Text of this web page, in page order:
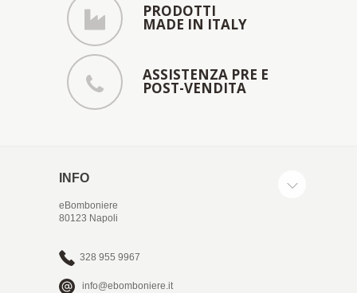
PRODOTTI
MADE IN ITALY
ASSISTENZA PRE E
POST-VENDITA
INFO
eBomboniere
80123 Napoli
328 955 9967
info@ebomboniere.it